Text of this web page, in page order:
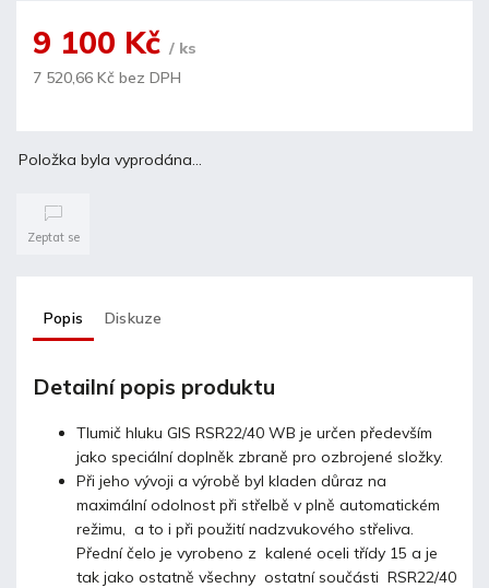
9 100 Kč / ks
7 520,66 Kč bez DPH
Položka byla vyprodána…
Zeptat se
Popis Diskuze
Detailní popis produktu
Tlumič hluku GIS RSR22/40 WB je určen především
jako speciální doplněk zbraně pro ozbrojené složky.
Při jeho vývoji a výrobě byl kladen důraz na
maximální odolnost při střelbě v plně automatickém
režimu, a to i při použití nadzvukového střeliva.
Přední čelo je vyrobeno z kalené oceli třídy 15 a je
tak jako ostatně všechny ostatní součásti RSR22/40